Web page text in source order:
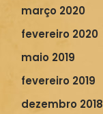
março 2020
fevereiro 2020
maio 2019
fevereiro 2019
dezembro 2018